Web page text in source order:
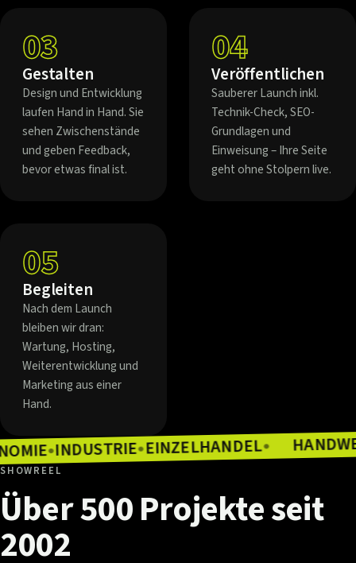
03
Gestalten
Design und Entwicklung
laufen Hand in Hand. Sie
sehen Zwischenstände
und geben Feedback,
bevor etwas final ist.
04
Veröffentlichen
Sauberer Launch inkl.
Technik-Check, SEO-
Grundlagen und
Einweisung – Ihre Seite
geht ohne Stolpern live.
05
Begleiten
Nach dem Launch
bleiben wir dran:
Wartung, Hosting,
Weiterentwicklung und
Marketing aus einer
Hand.
●INDUSTRIE●EINZELHANDEL●
SHOWREEL
Über500Projekteseit
2002